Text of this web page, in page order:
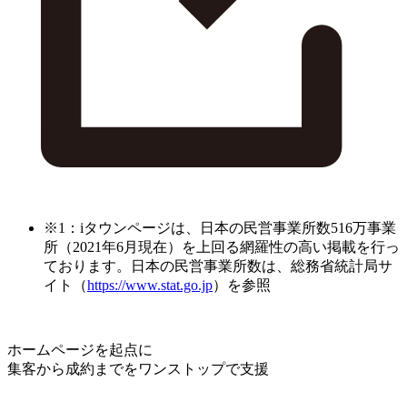
※1：iタウンページは、日本の民営事業所数516万事業
所（2021年6月現在）を上回る網羅性の高い掲載を行っ
ております。日本の民営事業所数は、総務省統計局サ
イト（https://www.stat.go.jp）を参照
ホームページを起点に
集客から成約までをワンストップで支援